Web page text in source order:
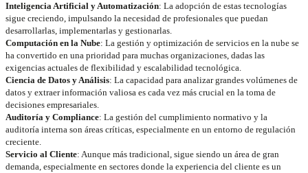
Inteligencia Artificial y Automatización: La adopción de estas tecnologías
sigue creciendo, impulsando la necesidad de profesionales que puedan
desarrollarlas, implementarlas y gestionarlas.
Computación en la Nube: La gestión y optimización de servicios en la nube se
ha convertido en una prioridad para muchas organizaciones, dadas las
exigencias actuales de flexibilidad y escalabilidad tecnológica.
Ciencia de Datos y Análisis: La capacidad para analizar grandes volúmenes de
datos y extraer información valiosa es cada vez más crucial en la toma de
decisiones empresariales.
Auditoría y Compliance: La gestión del cumplimiento normativo y la
auditoría interna son áreas críticas, especialmente en un entorno de regulación
creciente.
Servicio al Cliente: Aunque más tradicional, sigue siendo un área de gran
demanda, especialmente en sectores donde la experiencia del cliente es un